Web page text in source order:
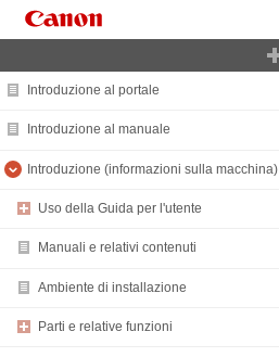
Introduzione al portale
Introduzione al manuale
Introduzione (informazioni sulla macchina)
Uso della Guida per l'utente
Manuali e relativi contenuti
Ambiente di installazione
Parti e relative funzioni